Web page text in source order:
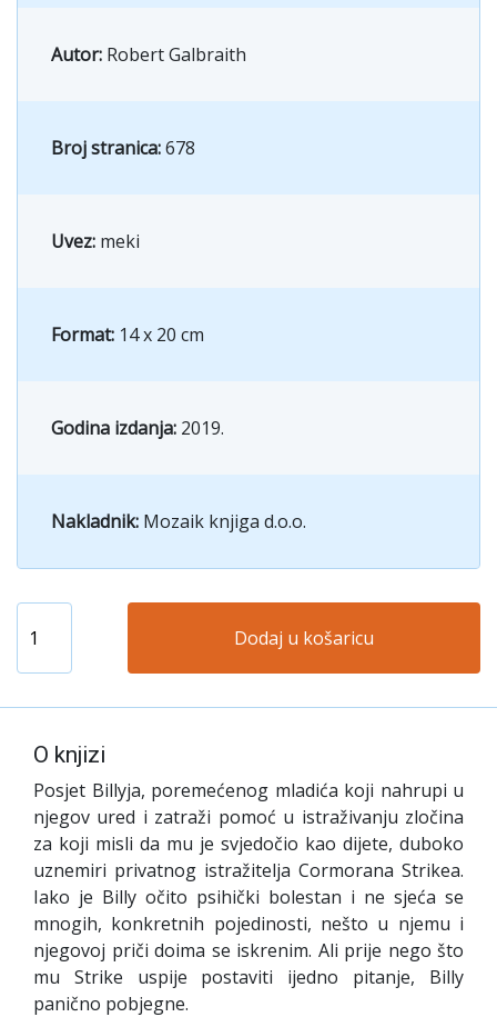
Autor: Robert Galbraith
Broj stranica:678
Uvez: meki
Format: 14 x 20 cm
Godina izdanja: 2019.
Nakladnik: Mozaik knjiga d.o.o.
Dodaj u košaricu
O knjizi
Posjet Billyja, poremećenog mladića koji nahrupi u
njegov ured i zatraži pomoć u istraživanju zločina
za koji misli da mu je svjedočio kao dijete, duboko
uznemiri privatnog istražitelja Cormorana Strikea.
Iako je Billy očito psihički bolestan i ne sjeća se
mnogih, konkretnih pojedinosti, nešto u njemu i
njegovoj priči doima se iskrenim. Ali prije nego što
mu Strike uspije postaviti ijedno pitanje, Billy
panično pobjegne.